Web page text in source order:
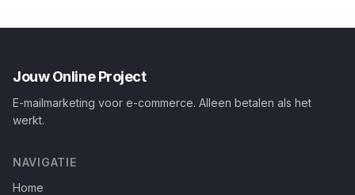
Jouw Online Project
E-mailmarketing voor e-commerce. Alleen betalen als het
werkt.
NAVIGATIE
Home